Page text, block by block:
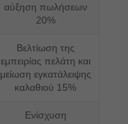
αύξηση πωλήσεων
20%
Βελτίωση της
εμπειρίας πελάτη και
μείωση εγκατάλειψης
καλαθιού 15%
Ενίσχυση